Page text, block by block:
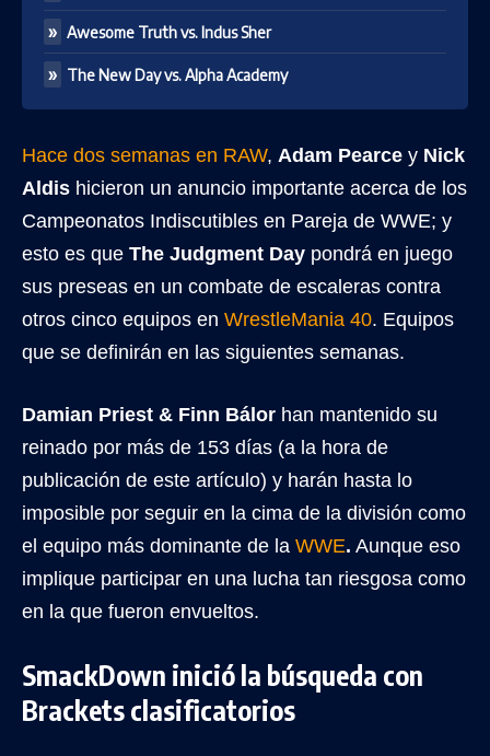
Awesome Truth vs. Indus Sher
The New Day vs. Alpha Academy
Hace dos semanas en RAW, Adam Pearce y Nick
Aldis hicieron un anuncio importante acerca de los
Campeonatos Indiscutibles en Pareja de WWE; y
esto es que The Judgment Day pondrá en juego
sus preseas en un combate de escaleras contra
otros cinco equipos en WrestleMania 40. Equipos
que se definirán en las siguientes semanas.
Damian Priest & Finn Bálor han mantenido su
reinado por más de 153 días (a la hora de
publicación de este artículo) y harán hasta lo
imposible por seguir en la cima de la división como
el equipo más dominante de la WWE. Aunque eso
implique participar en una lucha tan riesgosa como
en la que fueron envueltos.
SmackDown inició la búsqueda con
Brackets clasificatorios